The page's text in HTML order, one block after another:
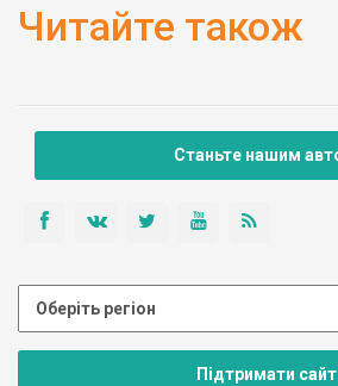
Читайте також
Станьте нашим
Підтримати сайт